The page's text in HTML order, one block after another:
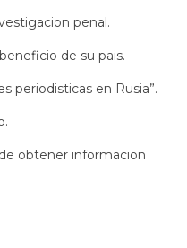
penal.
de su pais.
periodisticas en Rusia”.
obtener informacion